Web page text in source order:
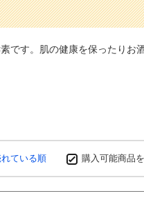
です。肌の健康を保ったりお
ている順 購入可能商品